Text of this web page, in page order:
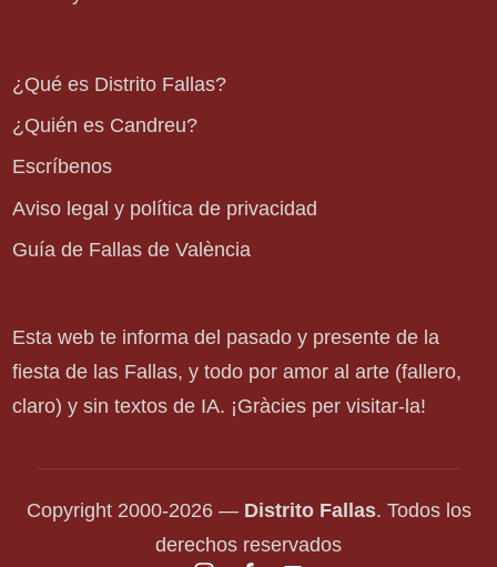
¿Qué es Distrito Fallas?
¿Quién es Candreu?
Escríbenos
Aviso legal y política de privacidad
Guía de Fallas de València
Esta web te informa del pasado y presente de la
fiesta de las Fallas, y todo por amor al arte (fallero,
claro) y sin textos de IA. ¡Gràcies per visitar-la!
Copyright 2000-2026 — Distrito Fallas. Todos los
derechos reservados